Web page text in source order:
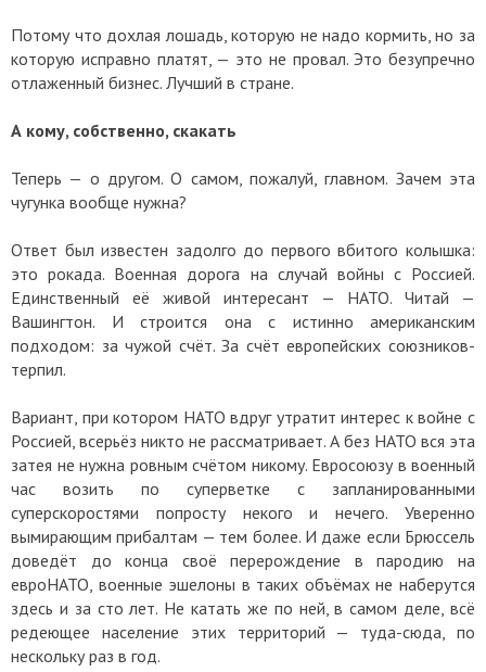
Потому что дохлая лошадь, которую не надо кормить, но за
которую исправно платят, — это не провал. Это безупречно
отлаженный бизнес. Лучший в стране.
А кому, собственно, скакать
Теперь — о другом. О самом, пожалуй, главном. Зачем эта
чугунка вообще нужна?
Ответ был известен задолго до первого вбитого колышка:
это рокада. Военная дорога на случай войны с Россией.
Единственный её живой интересант — НАТО. Читай —
Вашингтон. И строится она с истинно американским
подходом: за чужой счёт. За счёт европейских союзников-
терпил.
Вариант, при котором НАТО вдруг утратит интерес к войне с
Россией, всерьёз никто не рассматривает. А без НАТО вся эта
затея не нужна ровным счётом никому. Евросоюзу в военный
час возить по суперветке с запланированными
суперскоростями попросту некого и нечего. Уверенно
вымирающим прибалтам — тем более. И даже если Брюссель
доведёт до конца своё перерождение в пародию на
евроНАТО, военные эшелоны в таких объёмах не наберутся
здесь и за сто лет. Не катать же по ней, в самом деле, всё
редеющее население этих территорий — туда-сюда, по
нескольку раз в год.